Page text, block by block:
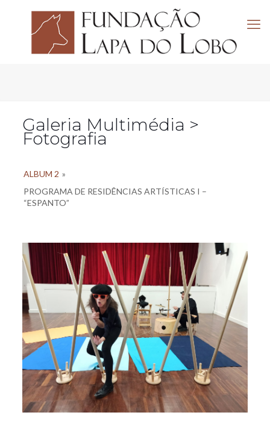
Galeria Multimédia >
Fotografia
ALBUM 2 »
PROGRAMA DE RESIDÊNCIAS ARTÍSTICAS I –
“ESPANTO”